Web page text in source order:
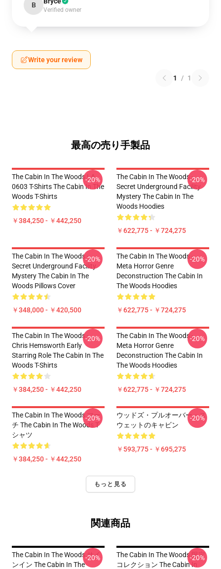
B
Verified owner
Write your review
1 / 1
最高の売り手製品
The Cabin In The Woods LA
0603 T-Shirts The Cabin In The
Woods T-Shirts
￥384,250 - ￥442,250
-20%
The Cabin In The Woods -
Secret Underground Facility
Mystery The Cabin In The
Woods Hoodies
￥622,775 - ￥724,275
-20%
The Cabin In The Woods -
Secret Underground Facility
Mystery The Cabin In The
Woods Pillows Cover
￥348,000 - ￥420,500
-20%
The Cabin In The Woods -
Meta Horror Genre
Deconstruction The Cabin In
The Woods Hoodies
￥622,775 - ￥724,275
-20%
The Cabin In The Woods -
Chris Hemsworth Early
Starring Role The Cabin In The
Woods T-Shirts
￥384,250 - ￥442,250
-20%
The Cabin In The Woods -
Meta Horror Genre
Deconstruction The Cabin In
The Woods Hoodies
￥622,775 - ￥724,275
-20%
The Cabin In The Woods マー
チ The Cabin In The Woods T
シャツ
￥384,250 - ￥442,250
-20%
ウッドズ・プルオーバー・ス
ウェットのキャビン
￥593,775 - ￥695,275
-20%
もっと見る
関連商品
The Cabin In The Woods サイ
ンイン The Cabin In The
-20%
The Cabin In The Woods 限定
コレクション The Cabin In
-20%